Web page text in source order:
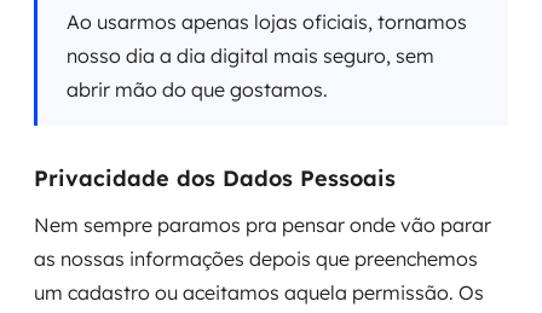
Ao usarmos apenas lojas oficiais, tornamos
nosso dia a dia digital mais seguro, sem
abrir mão do que gostamos.
Privacidade dos Dados Pessoais
Nem sempre paramos pra pensar onde vão parar
as nossas informações depois que preenchemos
um cadastro ou aceitamos aquela permissão. Os